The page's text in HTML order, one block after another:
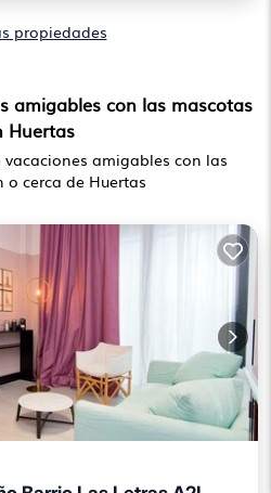
propiedades
amigables con las mascotas
Huertas
vacaciones amigables con las
o cerca de Huertas